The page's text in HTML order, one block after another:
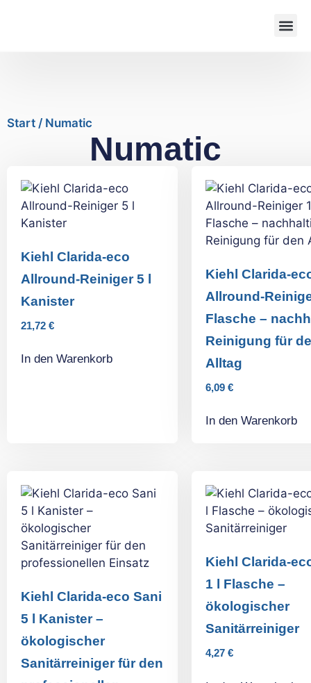
Start / Numatic
Numatic
Kiehl Clarida-eco
Allround-Reiniger 5 l
Kanister
21,72 €
In den Warenkorb
Kiehl Clarida-
Allround-
Flasche –
Reinigung für
Alltag
6,09 €
In den Warenkorb
Kiehl Clarida-eco Sani
5 l Kanister –
ökologischer
Sanitärreiniger für den
Kiehl Clarida-
1 l Flasche –
ökologischer
Sanitärreiniger
4,27 €